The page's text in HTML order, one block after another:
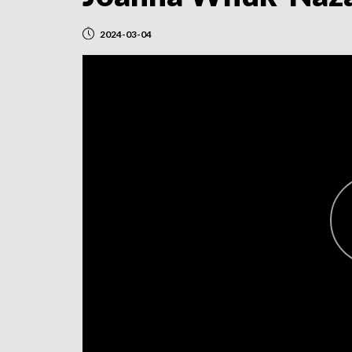
2024-03-04